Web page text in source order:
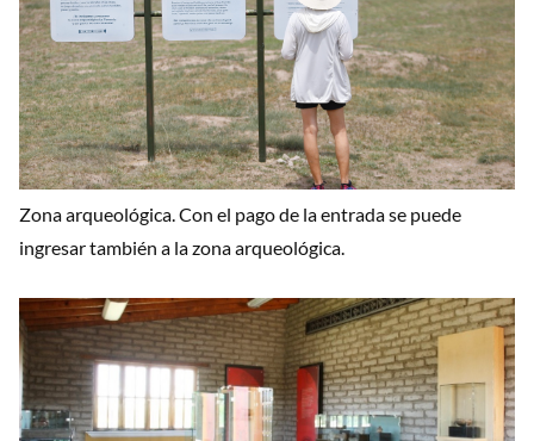
Zona arqueológica. Con el pago de la entrada se puede
ingresar también a la zona arqueológica.